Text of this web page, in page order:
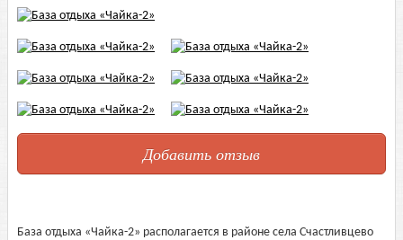
Добавить отзыв
База отдыха «Чайка-2» располагается в районе села Счастливцево